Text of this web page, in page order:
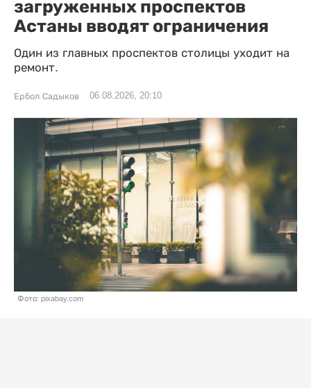
загруженных проспектов
Астаны вводят ограничения
Один из главных проспектов столицы уходит на
ремонт.
Ербол Садыков 06.08.2026, 20:10
Фото: pixabay.com